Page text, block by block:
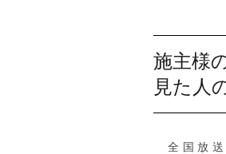
施主様
見た人
全国放送